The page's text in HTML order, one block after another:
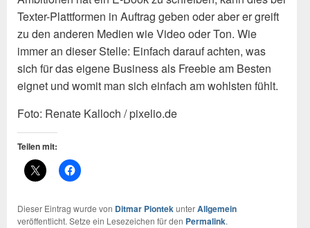
Texter-Plattformen in Auftrag geben oder aber er greift
zu den anderen Medien wie Video oder Ton. Wie
immer an dieser Stelle: Einfach darauf achten, was
sich für das eigene Business als Freebie am Besten
eignet und womit man sich einfach am wohlsten fühlt.
Foto: Renate Kalloch / pixelio.de
Teilen mit:
Dieser Eintrag wurde von Ditmar PiontekunterAllgemein
veröffentlicht. Setze ein Lesezeichen für den Permalink.